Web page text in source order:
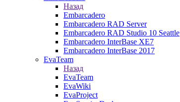
Назад
Embarcadero
Embarcadero RAD Server
Embarcadero RAD Studio 10 Seattle
Embarcadero InterBase XE7
Embarcadero InterBase 2017
EvaTeam
Назад
EvaTeam
EvaWiki
EvaProject